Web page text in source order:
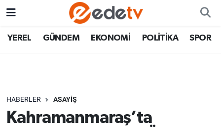
YEREL GÜNDEM EKONOMİ POLİTİKA SPOR
HABERLER ASAYİŞ
Kahramanmaraş’ta